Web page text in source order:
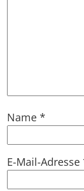
Name *
E-Mail-Adresse